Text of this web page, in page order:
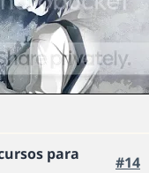
para
#14